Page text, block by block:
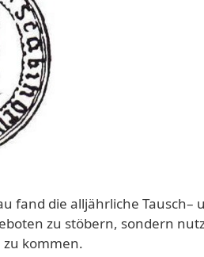
fand die alljährliche
zu stöbern, sondern
zu kommen.